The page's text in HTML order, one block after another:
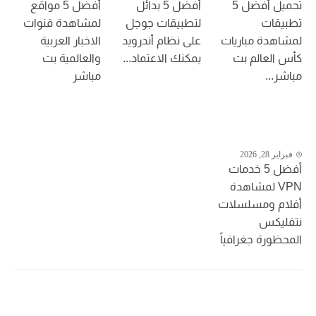
تحميل أفضل 5
تطبيقات
لمشاهدة مباريات
كأس العالم بث
مباشر...
أفضل 5 بدائل
لتطبيقات جوجل
على نظام أندرويد
يمكنك الاعتماد...
أفضل 5 مواقع
لمشاهدة قنوات
الاخبار العربية
والعالمية بث
مباشر
فبراير 28, 2026
أفضل 5 خدمات
VPN لمشاهدة
أفلام ومسلسلات
نتفليكس
المحظورة جغرافياً